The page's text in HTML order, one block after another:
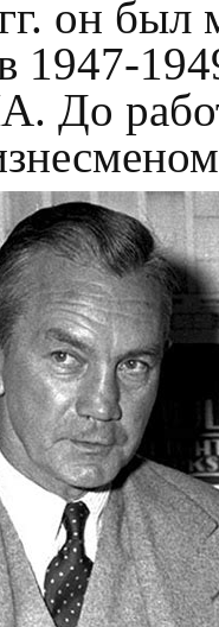
он был
До